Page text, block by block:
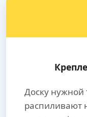
Доску
распиливают